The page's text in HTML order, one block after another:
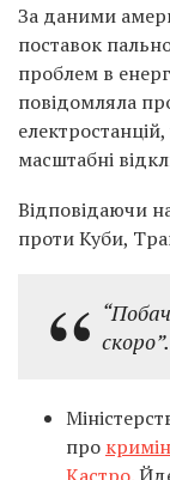
За даними
поставок
проблем в
повідомляла
масштабні
Відповідаючи
проти Куби,
скоро”.
про